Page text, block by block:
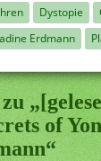
Dystopie
Erdmann
of